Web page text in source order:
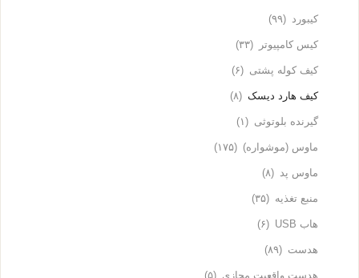
کيبورد (۹۹)
کیس کامپیوتر (۳۳)
کیف کوله پشتی (۶)
کیف هارد دیسک (۸)
گیرنده بلوتوثی (۱)
ماوس (موشواره) (۱۷۵)
ماوس پد (۸)
منبع تغذیه (۳۵)
هاب USB (۶)
هدست (۸۹)
هدست واقعیت مجازی (۵)